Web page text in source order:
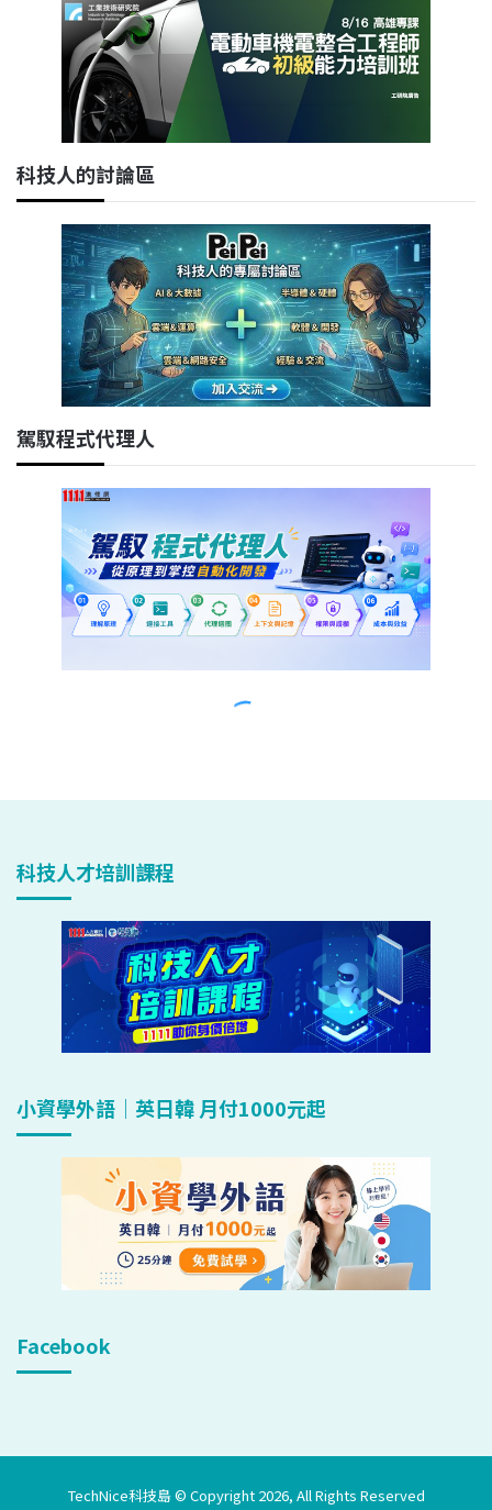
科技人才培訓課程
小資學外語｜英日韓 月付1000元起
Facebook
TechNice科技島 © Copyright 2026, All Rights Reserved